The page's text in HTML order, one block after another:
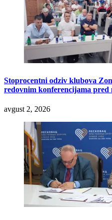
Stoprocentni odziv klubova
redovnim konferencijama pred
avgust 2, 2026